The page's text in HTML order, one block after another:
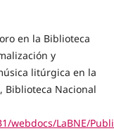
en la Biblioteca
y
litúrgica en la
Biblioteca Nacional
webdocs/LaBNE/